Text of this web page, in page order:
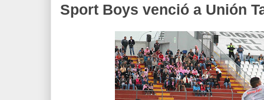
Sport Boys venció a Unión